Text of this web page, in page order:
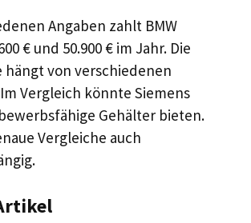
Angaben zahlt BMW
€ und 50.900 € im Jahr. Die
hängt von verschiedenen
Vergleich könnte Siemens
Gehälter bieten.
Vergleiche auch